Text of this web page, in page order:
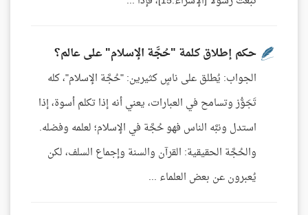
حكم إطلاق كلمة "حُجَّة الإسلام" على عالم؟
الجواب: يُطلق على ناسٍ كثيرين: "حُجَّة الإسلام"، كله
تَجَوُّز وتسامح في العبارات، يعني أنه إذا تكلم أسوة، إذا
استدل ونبَّه الناس فهو حُجَّة في الإسلام؛ لعلمه وفضله.
والحُجَّة الحقيقية: القرآن والسنة وإجماع السلف، لكن
يُعبرون عن بعض العلماء ...